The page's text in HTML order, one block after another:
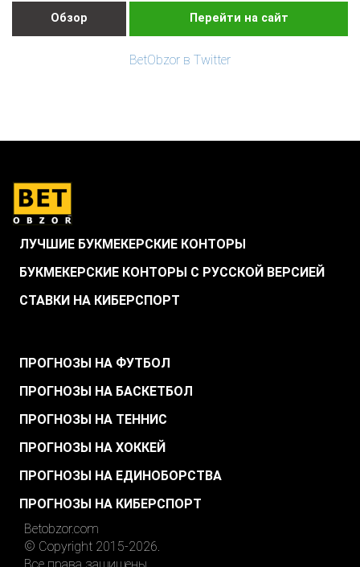
Обзор Перейти на сайт
BetObzor в Twitter
ЛУЧШИЕ БУКМЕКЕРСКИЕ КОНТОРЫ
БУКМЕКЕРСКИЕ КОНТОРЫ С РУССКОЙ ВЕРСИЕЙ
СТАВКИ НА КИБЕРСПОРТ
ПРОГНОЗЫ НА ФУТБОЛ
ПРОГНОЗЫ НА БАСКЕТБОЛ
ПРОГНОЗЫ НА ТЕННИС
ПРОГНОЗЫ НА ХОККЕЙ
ПРОГНОЗЫ НА ЕДИНОБОРСТВА
ПРОГНОЗЫ НА КИБЕРСПОРТ
Betobzor.com
© Copyright 2015-2026.